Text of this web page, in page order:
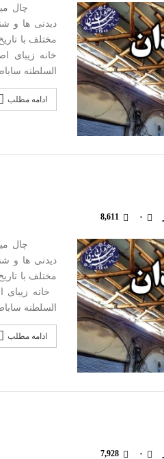
چال میدان
دیدنی ها و
مختلف با
خانه زیبای
السلطنه
ادامه مطلب
۰ 8,611
چال میدان
دیدنی ها و
مختلف با
خانه زیبای
السلطنه
ادامه مطلب
۰ 7,928